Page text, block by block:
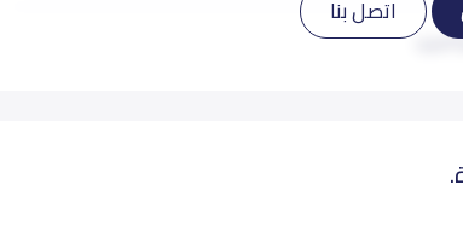
اتصل بنا
المزيد